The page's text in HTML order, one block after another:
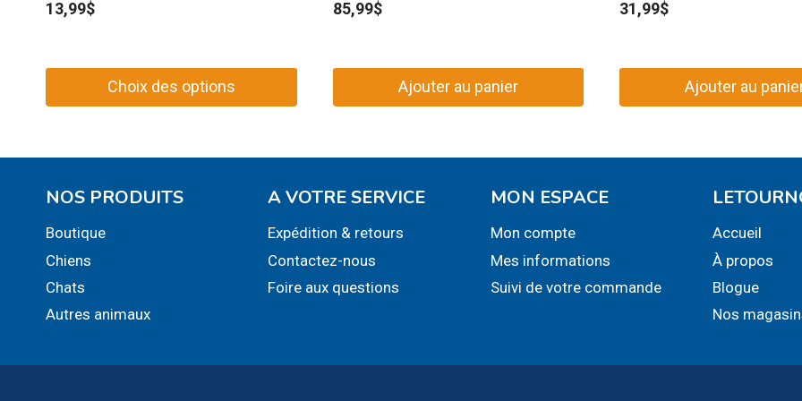
13,99$
Choix des options
plusieurs
Les
options
peuvent
être
85,99$
Ajouter au panier
31,99$
Ajouter au
NOS PRODUITS
Boutique
Chiens
Chats
Autres animaux
A VOTRE SERVICE
Expédition & retours
Contactez-nous
Foire aux questions
MON ESPACE
Mon compte
Mes informations
Suivi de votre commande
Accueil
À propos
Blogue
Nos